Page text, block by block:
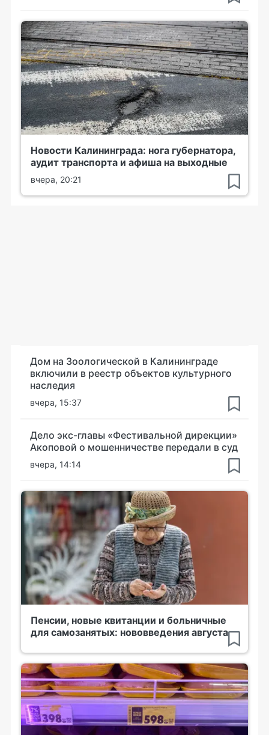
Новости Калининграда: нога губернатора,
аудит транспорта и афиша на выходные
вчера, 20:21
Дом на Зоологической в Калининграде
включили в реестр объектов культурного
наследия
вчера, 15:37
Дело экс-главы «Фестивальной дирекции»
Акоповой о мошенничестве передали в суд
вчера, 14:14
Пенсии, новые квитанции и больничные
для самозанятых: нововведения августа